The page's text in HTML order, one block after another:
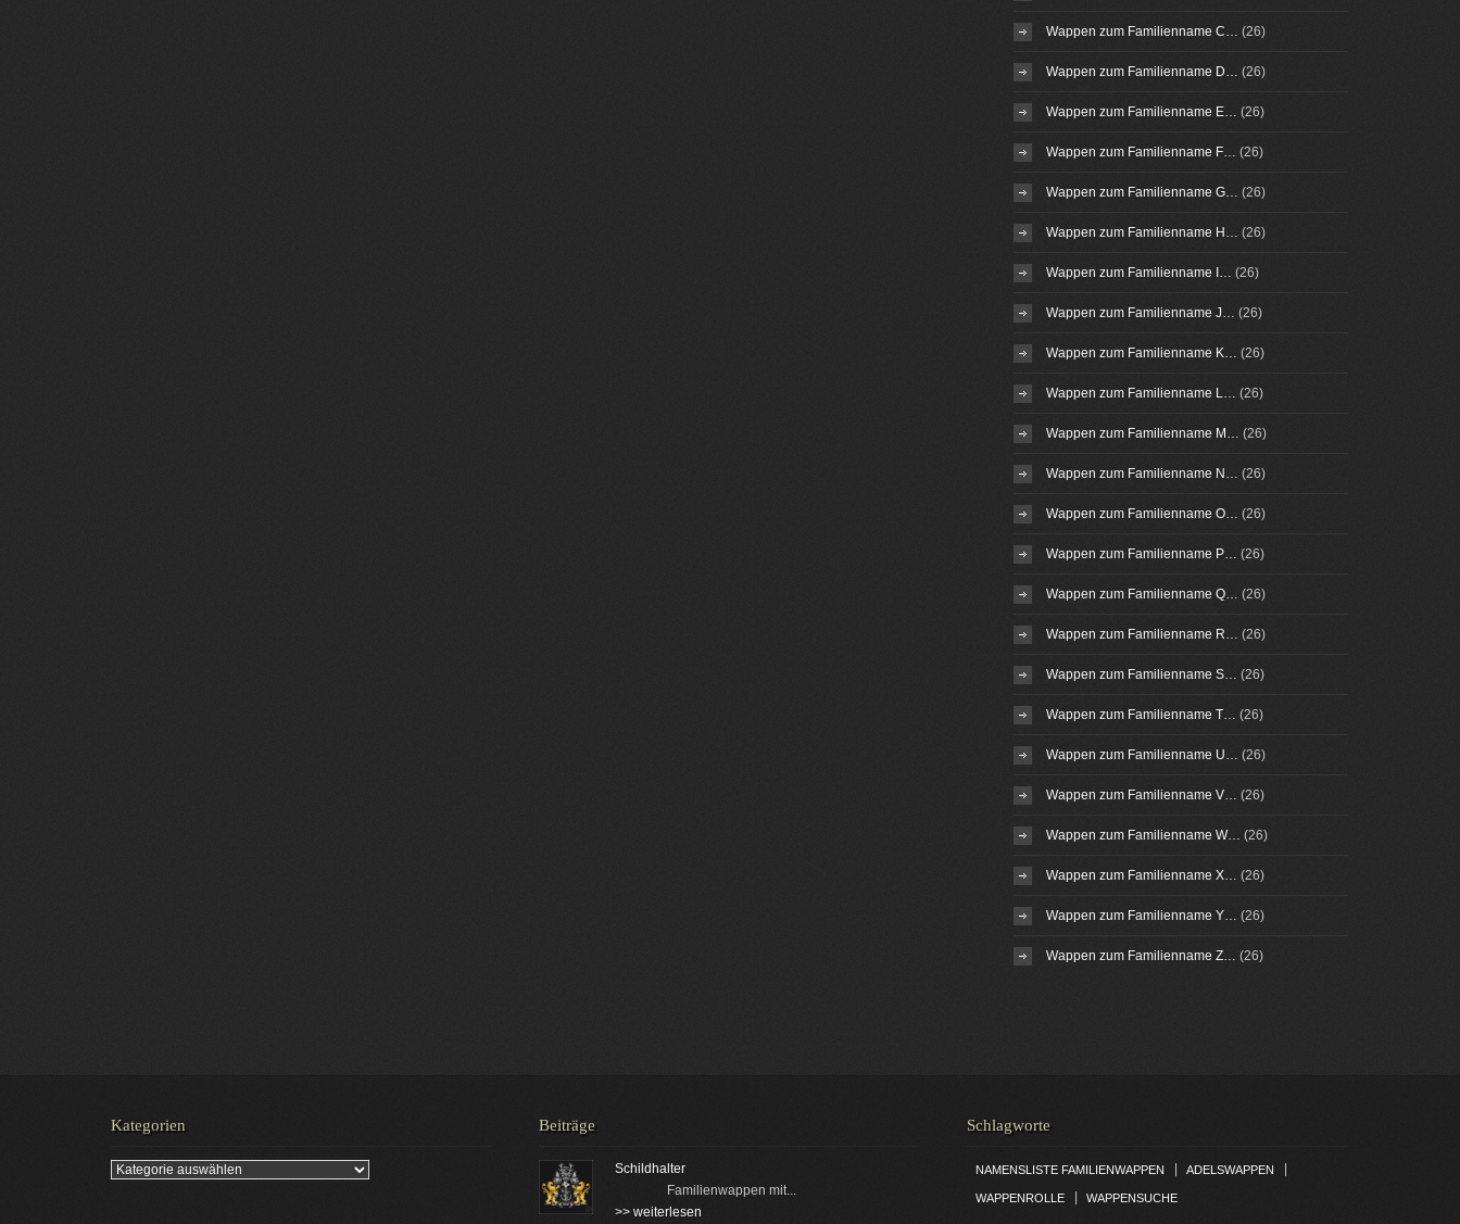
Wappen zum Familienname C… (26)
Wappen zum Familienname D… (26)
Wappen zum Familienname E… (26)
Wappen zum Familienname F… (26)
Wappen zum Familienname G… (26)
Wappen zum Familienname H… (26)
Wappen zum Familienname I… (26)
Wappen zum Familienname J… (26)
Wappen zum Familienname K… (26)
Wappen zum Familienname L… (26)
Wappen zum Familienname M… (26)
Wappen zum Familienname N… (26)
Wappen zum Familienname O… (26)
Wappen zum Familienname P… (26)
Wappen zum Familienname Q… (26)
Wappen zum Familienname R… (26)
Wappen zum Familienname S… (26)
Wappen zum Familienname T… (26)
Wappen zum Familienname U… (26)
Wappen zum Familienname V… (26)
Wappen zum Familienname W… (26)
Wappen zum Familienname X… (26)
Wappen zum Familienname Y… (26)
Wappen zum Familienname Z… (26)
Kategorien
Kategorien
Beiträge
Schildhalter
Familienwappen mit...
>> weiterlesen
Schlagworte
NAMENSLISTE FAMILIENWAPPEN ADELSWAPPEN
WAPPENROLLE WAPPENSUCHE